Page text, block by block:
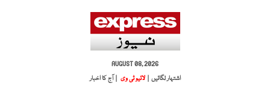
AUGUST 08, 2026
اشتہار لگائیں |
لائیو ٹی وی | آج کا اخبار